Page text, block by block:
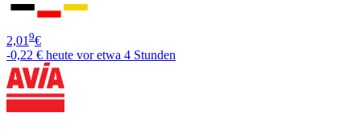
2,01 9€
-0,22 € heute vor etwa 4 Stunden